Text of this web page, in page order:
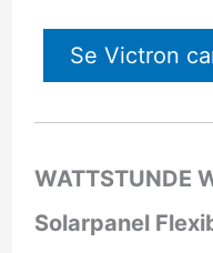
Se Victron
WATTSTUNDE
Solarpanel